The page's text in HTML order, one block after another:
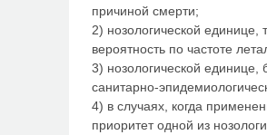
причиной смерти;
2) нозологической
вероятность по частоте
3) нозологической
санитарно-
4) в случаях, когда
приоритет одной из